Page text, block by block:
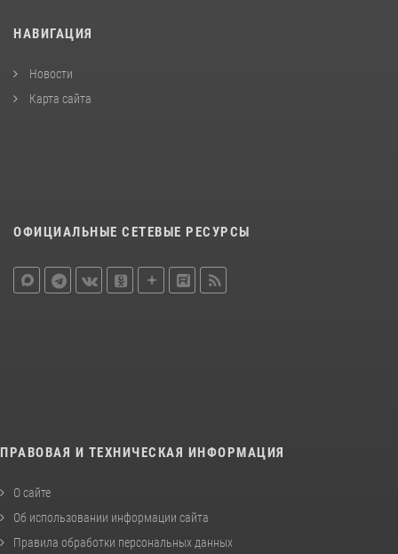
НАВИГАЦИЯ
Новости
Карта сайта
ОФИЦИАЛЬНЫЕ СЕТЕВЫЕ РЕСУРСЫ
ПРАВОВАЯ И ТЕХНИЧЕСКАЯ ИНФОРМАЦИЯ
О сайте
Об использовании информации сайта
Правила обработки персональных данных